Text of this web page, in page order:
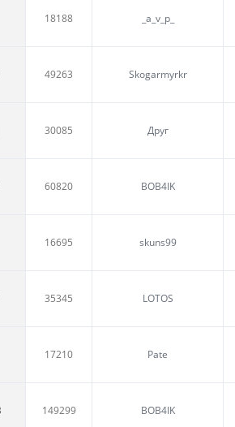
18188 _a_v_p_
49263 Skogarmyrkr
30085 Друг
60820 BOB4IK
16695 skuns99
35345 LOTOS
17210 Pate
149299 BOB4IK